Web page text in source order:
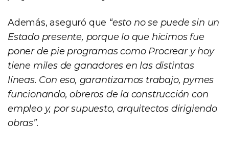
Además, aseguró que “esto no se puede sin un
Estado presente, porque lo que hicimos fue
poner de pie programas como Procrear y hoy
tiene miles de ganadores en las distintas
líneas. Con eso, garantizamos trabajo, pymes
funcionando, obreros de la construcción con
empleo y, por supuesto, arquitectos dirigiendo
obras”.